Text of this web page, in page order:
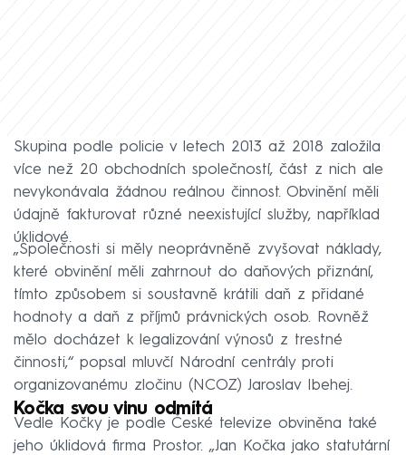
Skupina podle policie v letech 2013 až 2018 založila
více než 20 obchodních společností, část z nich ale
nevykonávala žádnou reálnou činnost. Obvinění měli
údajně fakturovat různé neexistující služby, například
úklidové.
„Společnosti si měly neoprávněně zvyšovat náklady,
které obvinění měli zahrnout do daňových přiznání,
tímto způsobem si soustavně krátili daň z přidané
hodnoty a daň z příjmů právnických osob. Rovněž
mělo docházet k legalizování výnosů z trestné
činnosti,“ popsal mluvčí Národní centrály proti
organizovanému zločinu (NCOZ) Jaroslav Ibehej.
Kočka svou vinu odmítá
Vedle Kočky je podle České televize obviněna také
jeho úklidová firma Prostor. „Jan Kočka jako statutární